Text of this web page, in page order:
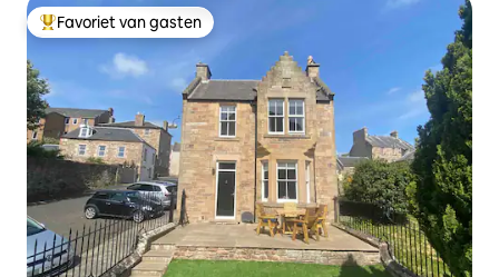
Topfavoriet van gasten
Favoriet van gasten